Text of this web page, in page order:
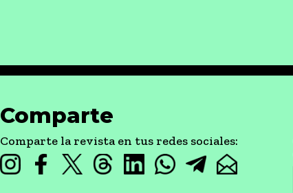
Comparte
Comparte la revista en tus redes sociales: